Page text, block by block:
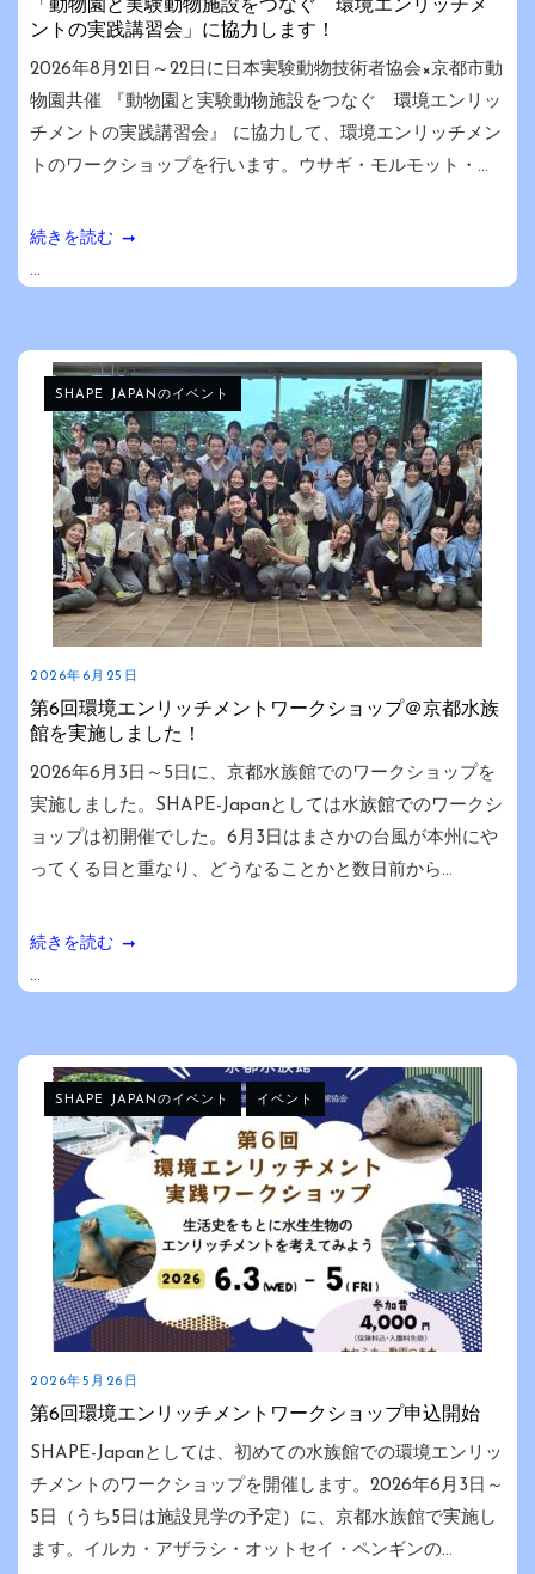
「動物園と実験動物施設をつなぐ 環境エンリッチメ
ントの実践講習会」に協力します！
2026年8月21日～22日に日本実験動物技術者協会×京都市動
物園共催 『動物園と実験動物施設をつなぐ 環境エンリッ
チメントの実践講習会』 に協力して、環境エンリッチメン
トのワークショップを行います。ウサギ・モルモット・...
続きを読む
...
SHAPE JAPANのイベント
2026年6月25日
第6回環境エンリッチメントワークショップ＠京都水族
館を実施しました！
2026年6月3日～5日に、京都水族館でのワークショップを
実施しました。SHAPE-Japanとしては水族館でのワークシ
ョップは初開催でした。6月3日はまさかの台風が本州にや
ってくる日と重なり、どうなることかと数日前から...
続きを読む
...
SHAPE JAPANのイベント イベント
2026年5月26日
第6回環境エンリッチメントワークショップ申込開始
SHAPE-Japanとしては、初めての水族館での環境エンリッ
チメントのワークショップを開催します。2026年6月3日～
5日（うち5日は施設見学の予定）に、京都水族館で実施し
ます。イルカ・アザラシ・オットセイ・ペンギンの...